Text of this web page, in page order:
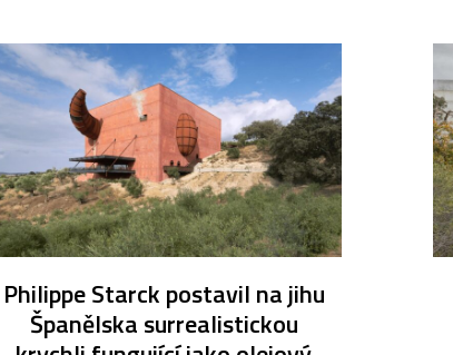
Philippe Starck postavil na jihu
Španělska surrealistickou